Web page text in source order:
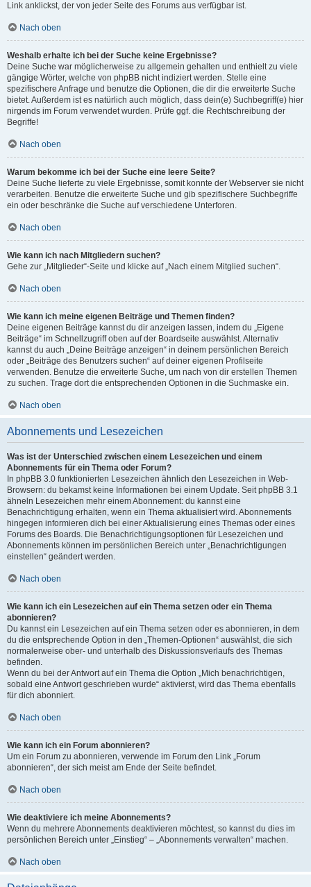
Link anklickst, der von jeder Seite des Forums aus verfügbar ist.
Nach oben
Weshalb erhalte ich bei der Suche keine Ergebnisse?
Deine Suche war möglicherweise zu allgemein gehalten und enthielt zu viele
gängige Wörter, welche von phpBB nicht indiziert werden. Stelle eine
spezifischere Anfrage und benutze die Optionen, die dir die erweiterte Suche
bietet. Außerdem ist es natürlich auch möglich, dass dein(e) Suchbegriff(e) hier
nirgends im Forum verwendet wurden. Prüfe ggf. die Rechtschreibung der
Begriffe!
Nach oben
Warum bekomme ich bei der Suche eine leere Seite?
Deine Suche lieferte zu viele Ergebnisse, somit konnte der Webserver sie nicht
verarbeiten. Benutze die erweiterte Suche und gib spezifischere Suchbegriffe
ein oder beschränke die Suche auf verschiedene Unterforen.
Nach oben
Wie kann ich nach Mitgliedern suchen?
Gehe zur „Mitglieder“-Seite und klicke auf „Nach einem Mitglied suchen“.
Nach oben
Wie kann ich meine eigenen Beiträge und Themen finden?
Deine eigenen Beiträge kannst du dir anzeigen lassen, indem du „Eigene
Beiträge“ im Schnellzugriff oben auf der Boardseite auswählst. Alternativ
kannst du auch „Deine Beiträge anzeigen“ in deinem persönlichen Bereich
oder „Beiträge des Benutzers suchen“ auf deiner eigenen Profilseite
verwenden. Benutze die erweiterte Suche, um nach von dir erstellen Themen
zu suchen. Trage dort die entsprechenden Optionen in die Suchmaske ein.
Nach oben
Abonnements und Lesezeichen
Was ist der Unterschied zwischen einem Lesezeichen und einem
Abonnements für ein Thema oder Forum?
In phpBB 3.0 funktionierten Lesezeichen ähnlich den Lesezeichen in Web-
Browsern: du bekamst keine Informationen bei einem Update. Seit phpBB 3.1
ähneln Lesezeichen mehr einem Abonnement: du kannst eine
Benachrichtigung erhalten, wenn ein Thema aktualisiert wird. Abonnements
hingegen informieren dich bei einer Aktualisierung eines Themas oder eines
Forums des Boards. Die Benachrichtigungsoptionen für Lesezeichen und
Abonnements können im persönlichen Bereich unter „Benachrichtigungen
einstellen“ geändert werden.
Nach oben
Wie kann ich ein Lesezeichen auf ein Thema setzen oder ein Thema
abonnieren?
Du kannst ein Lesezeichen auf ein Thema setzen oder es abonnieren, in dem
du die entsprechende Option in den „Themen-Optionen“ auswählst, die sich
normalerweise ober- und unterhalb des Diskussionsverlaufs des Themas
befinden.
Wenn du bei der Antwort auf ein Thema die Option „Mich benachrichtigen,
sobald eine Antwort geschrieben wurde“ aktivierst, wird das Thema ebenfalls
für dich abonniert.
Nach oben
Wie kann ich ein Forum abonnieren?
Um ein Forum zu abonnieren, verwende im Forum den Link „Forum
abonnieren“, der sich meist am Ende der Seite befindet.
Nach oben
Wie deaktiviere ich meine Abonnements?
Wenn du mehrere Abonnements deaktivieren möchtest, so kannst du dies im
persönlichen Bereich unter „Einstieg“ – „Abonnements verwalten“ machen.
Nach oben